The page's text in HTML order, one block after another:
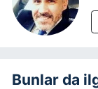
Bunlar da